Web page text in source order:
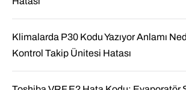
Klimalarda P30 Kodu Yazıyor Anlamı
Kontrol Takip Ünitesi Hatası